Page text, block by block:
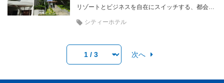
リゾートとビジネスを自在にスイッチする、都会の隠れ家的シティーリゾートホテル。
シティーホテル
次へ